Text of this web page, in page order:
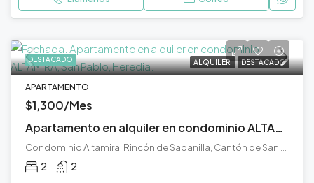
DESTACADO ALQUILER DESTACADO
APARTAMENTO
$1,300/Mes
Apartamento en alquiler en condominio ALTAMIRA, San Pablo, Heredia.
2 2